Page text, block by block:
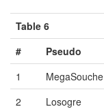
Table 6
#
Pseudo
1
MegaSouche
2
Losogre